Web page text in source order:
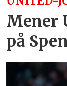
Mener
på